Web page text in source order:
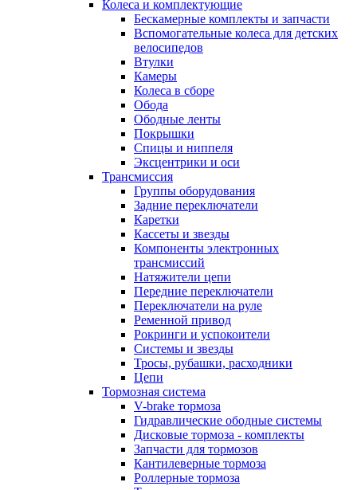
Колеса и комплектующие
Бескамерные комплекты и запчасти
Вспомогательные колеса для детских
велосипедов
Втулки
Камеры
Колеса в сборе
Обода
Ободные ленты
Покрышки
Спицы и ниппеля
Эксцентрики и оси
Трансмиссия
Группы оборудования
Задние переключатели
Каретки
Кассеты и звезды
Компоненты электронных
трансмиссий
Натяжители цепи
Передние переключатели
Переключатели на руле
Ременной привод
Рокринги и успокоители
Системы и звезды
Тросы, рубашки, расходники
Цепи
Тормозная система
V-brake тормоза
Гидравлические ободные системы
Дисковые тормоза - комплекты
Запчасти для тормозов
Кантилеверные тормоза
Роллерные тормоза